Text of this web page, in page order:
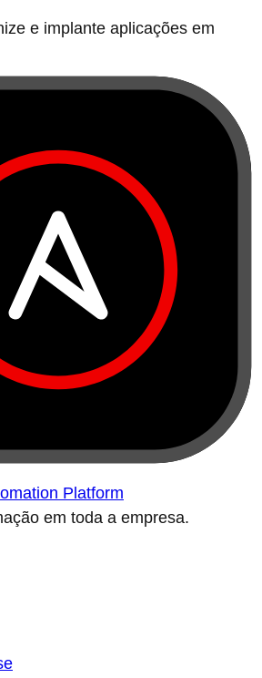
e implante aplicações em
Platform
em toda a empresa.